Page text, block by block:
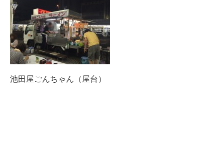
池田屋ごんちゃん（屋台）